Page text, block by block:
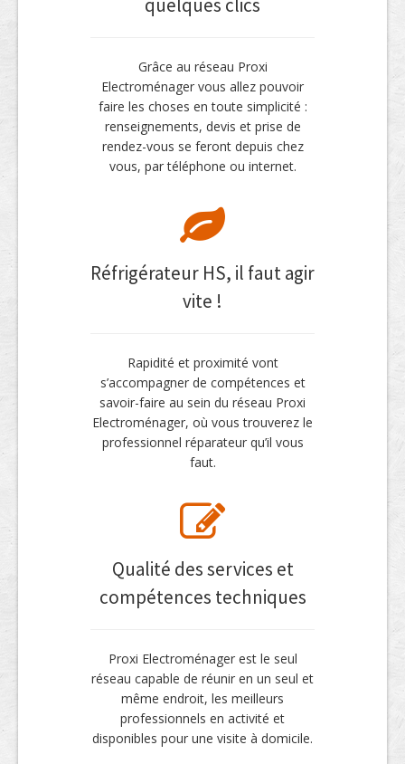
quelques clics
Grâce au réseau Proxi
Electroménager vous allez pouvoir
faire les choses en toute simplicité :
renseignements, devis et prise de
rendez-vous se feront depuis chez
vous, par téléphone ou internet.
Réfrigérateur HS, il faut agir
vite !
Rapidité et proximité vont
s’accompagner de compétences et
savoir-faire au sein du réseau Proxi
Electroménager, où vous trouverez le
professionnel réparateur qu’il vous
faut.
Qualité des services et
compétences techniques
Proxi Electroménager est le seul
réseau capable de réunir en un seul et
même endroit, les meilleurs
professionnels en activité et
disponibles pour une visite à domicile.